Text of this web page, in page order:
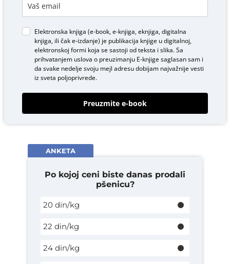
Elektronska knjiga (e-book, e-knjiga, eknjiga, digitalna
knjiga, ili čak e-izdanje) je publikacija knjige u digitalnoj,
elektronskoj formi koja se sastoji od teksta i slika. Sa
prihvatanjem uslova o preuzimanju E-knjigesaglasan sam i
da svake nedelje svoju mejl adresu dobijam najvažnije vesti
iz sveta poljoprivrede.
Preuzmite e-book
ANKETA
Po kojoj ceni biste danas prodali
pšenicu?
20 din/kg
22 din/kg
24 din/kg